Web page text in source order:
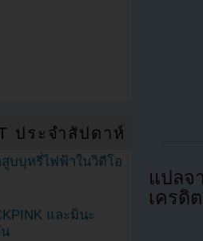
แปล
เครดิ
ประจำสัปดาห์
บบุหรี่ไฟฟ้าในวิดีโอ
และมินะ